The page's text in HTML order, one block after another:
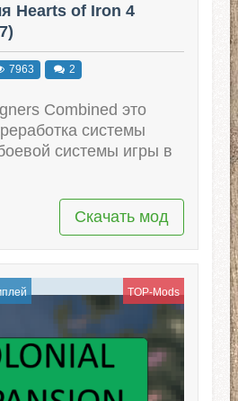
Hearts of Iron 4
7963 2
Combined это
системы
системы игры в
Скачать мод
TOP-Mods